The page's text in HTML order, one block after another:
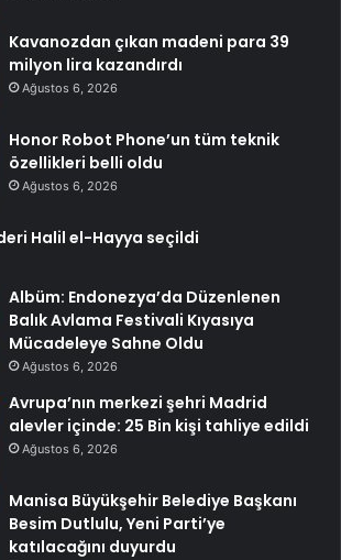
Kavanozdan çıkan madeni para 39
milyon lira kazandırdı
Ağustos 6, 2026
Honor Robot Phone’un tüm teknik
özellikleri belli oldu
Ağustos 6, 2026
Halil el-Hayya seçildi
Albüm: Endonezya’da Düzenlenen
Balık Avlama Festivali Kıyasıya
Mücadeleye Sahne Oldu
Ağustos 6, 2026
Avrupa’nın merkezi şehri Madrid
alevler içinde: 25 Bin kişi tahliye edildi
Ağustos 6, 2026
Manisa Büyükşehir Belediye Başkanı
Besim Dutlulu, Yeni Parti’ye
katılacağını duyurdu